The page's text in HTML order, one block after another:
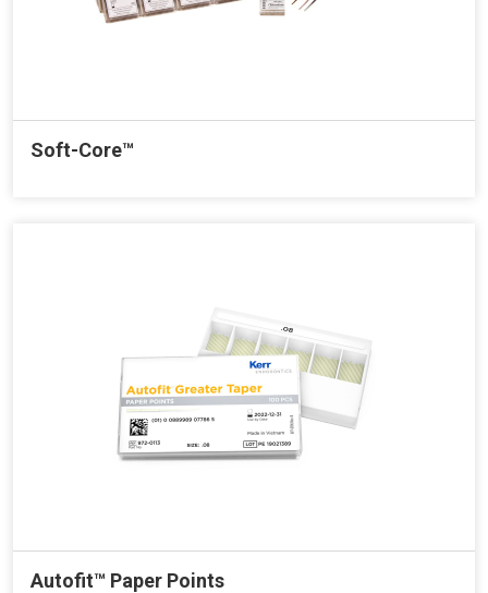
Soft-Core™
Autofit™ Paper Points